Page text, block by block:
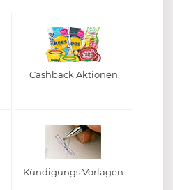
Cashback Aktionen
Kündigungs Vorlagen